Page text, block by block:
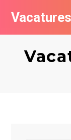
Vacatures per
De